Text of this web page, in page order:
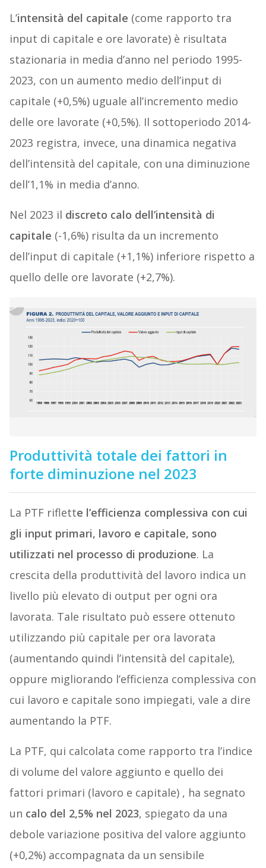
L’intensità del capitale (come rapporto tra
input di capitale e ore lavorate) è risultata
stazionaria in media d’anno nel periodo 1995-
2023, con un aumento medio dell’input di
capitale (+0,5%) uguale all’incremento medio
delle ore lavorate (+0,5%). Il sottoperiodo 2014-
2023 registra, invece, una dinamica negativa
dell’intensità del capitale, con una diminuzione
dell’1,1% in media d’anno.
Nel 2023 il discreto calo dell’intensità di
capitale (-1,6%) risulta da un incremento
dell’input di capitale (+1,1%) inferiore rispetto a
quello delle ore lavorate (+2,7%).
Produttività totale dei fattori in
forte diminuzione nel 2023
La PTF riflette l’efficienza complessiva con cui
gli input primari, lavoro e capitale, sono
utilizzati nel processo di produzione. La
crescita della produttività del lavoro indica un
livello più elevato di output per ogni ora
lavorata. Tale risultato può essere ottenuto
utilizzando più capitale per ora lavorata
(aumentando quindi l’intensità del capitale),
oppure migliorando l’efficienza complessiva con
cui lavoro e capitale sono impiegati, vale a dire
aumentando la PTF.
La PTF, qui calcolata come rapporto tra l’indice
di volume del valore aggiunto e quello dei
fattori primari (lavoro e capitale) , ha segnato
un calo del 2,5% nel 2023, spiegato da una
debole variazione positiva del valore aggiunto
(+0,2%) accompagnata da un sensibile